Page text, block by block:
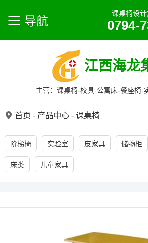
导航
课桌椅设
0794-
江西海龙
主营：课桌椅-校具-公寓床-餐座椅-
首页 - 产品中心 - 课桌椅
阶梯椅 实验室 皮家具 储物柜
床类 儿童家具